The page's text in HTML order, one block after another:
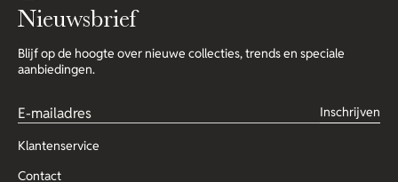
Nieuwsbrief
Blijf op de hoogte over nieuwe collecties, trends en speciale
aanbiedingen.
Inschrijven
Klantenservice
Contact